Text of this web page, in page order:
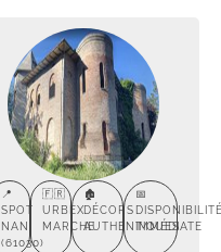
📍
SPOT
NAN
(61030)
🇫🇷
URBEX
MARCHE
🏚️
DÉCORS
AUTHENTIQUES
📅
IMMÉDIATE